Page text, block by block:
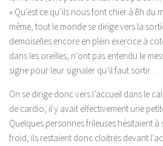
« Qu’est ce qu’ils nous font chier à 8h du
même, tout le monde se dirige vers la
demoiselles encore en plein exercice à
dans les oreilles, n’ont pas entendu le
signe pour leur signaler qu’il faut sortir…
On se dirige donc vers l’accueil dans le
de cardio, il y avait effectivement une
Quelques personnes frileuses hésitaient à
froid, ils restaient donc cloitrés devant